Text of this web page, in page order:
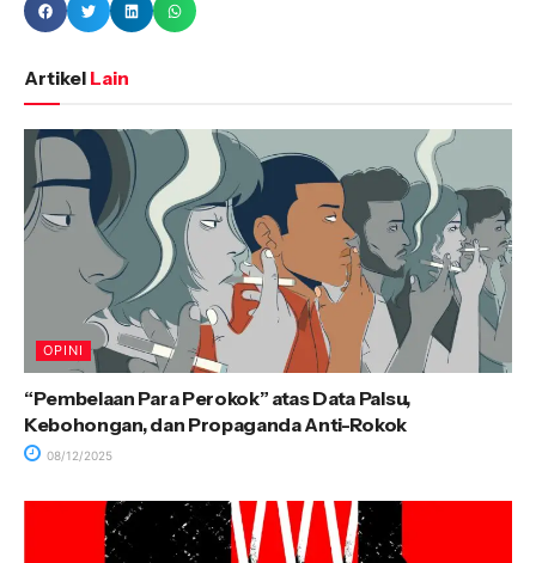
Artikel Lain
OPINI
“Pembelaan Para Perokok” atas Data Palsu,
Kebohongan, dan Propaganda Anti-Rokok
08/12/2025